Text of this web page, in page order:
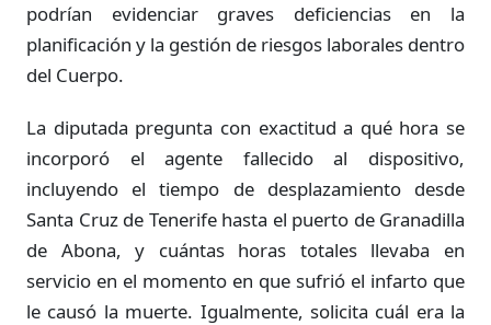
podrían evidenciar graves deficiencias en la
planificación y la gestión de riesgos laborales dentro
del Cuerpo.
La diputada pregunta con exactitud a qué hora se
incorporó el agente fallecido al dispositivo,
incluyendo el tiempo de desplazamiento desde
Santa Cruz de Tenerife hasta el puerto de Granadilla
de Abona, y cuántas horas totales llevaba en
servicio en el momento en que sufrió el infarto que
le causó la muerte. Igualmente, solicita cuál era la